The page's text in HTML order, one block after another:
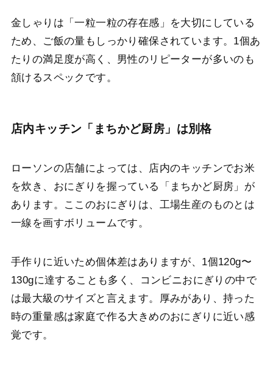
金しゃりは「一粒一粒の存在感」を大切にしている
ため、ご飯の量もしっかり確保されています。1個あ
たりの満足度が高く、男性のリピーターが多いのも
頷けるスペックです。
店内キッチン「まちかど厨房」は別格
ローソンの店舗によっては、店内のキッチンでお米
を炊き、おにぎりを握っている「まちかど厨房」が
あります。ここのおにぎりは、工場生産のものとは
一線を画すボリュームです。
手作りに近いため個体差はありますが、1個120g〜
130gに達することも多く、コンビニおにぎりの中で
は最大級のサイズと言えます。厚みがあり、持った
時の重量感は家庭で作る大きめのおにぎりに近い感
覚です。